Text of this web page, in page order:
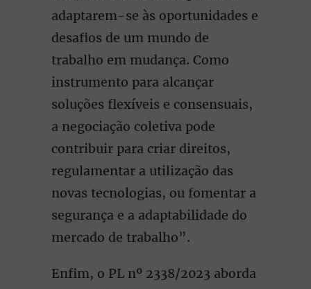
adaptarem-se às oportunidades e
desafios de um mundo de
trabalho em mudança. Como
instrumento para alcançar
soluções flexíveis e consensuais,
a negociação coletiva pode
contribuir para criar direitos,
regulamentar a utilização das
novas tecnologias, ou fomentar a
segurança e a adaptabilidade do
mercado de trabalho”.
Enfim, o PL nº 2338/2023 aborda